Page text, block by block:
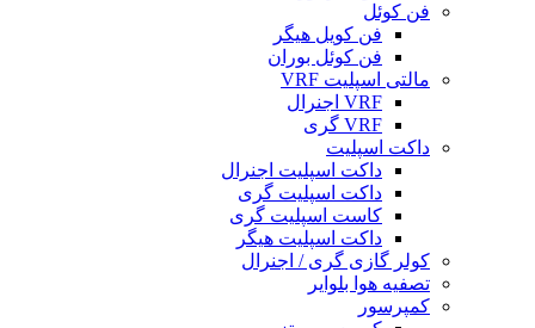
فن کوئل
فن کویل هیگر
فن کوئل بوران
مالتی اسپلیت VRF
VRF اجنرال
VRF گری
داکت اسپلیت
داکت اسپلیت اجنرال
داکت اسپلیت گری
کاست اسپلیت گری
داکت اسپلیت هیگر
کولر گازی گری / اجنرال
تصفیه هوا بلوایر
کمپرسور